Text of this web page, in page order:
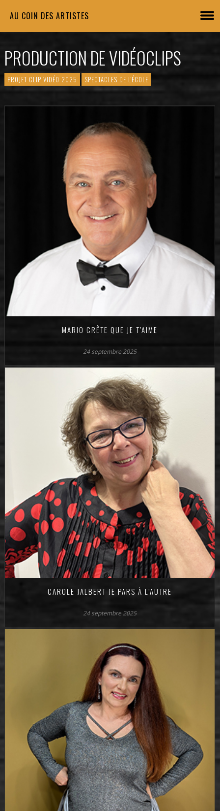
AU COIN DES ARTISTES
PRODUCTION DE VIDÉOCLIPS
PROJET CLIP VIDÉO 2025 SPECTACLES DE L'ÉCOLE
MARIO CRÊTE QUE JE T’AIME
24 septembre 2025
CAROLE JALBERT JE PARS À L’AUTRE
24 septembre 2025